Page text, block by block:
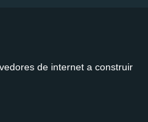
de internet a construir